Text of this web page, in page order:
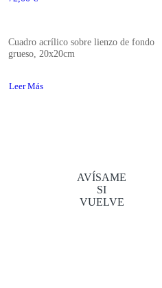
Cuadro acrílico sobre lienzo de fondo
grueso, 20x20cm
Leer Más
AVÍSAME
SI
VUELVE